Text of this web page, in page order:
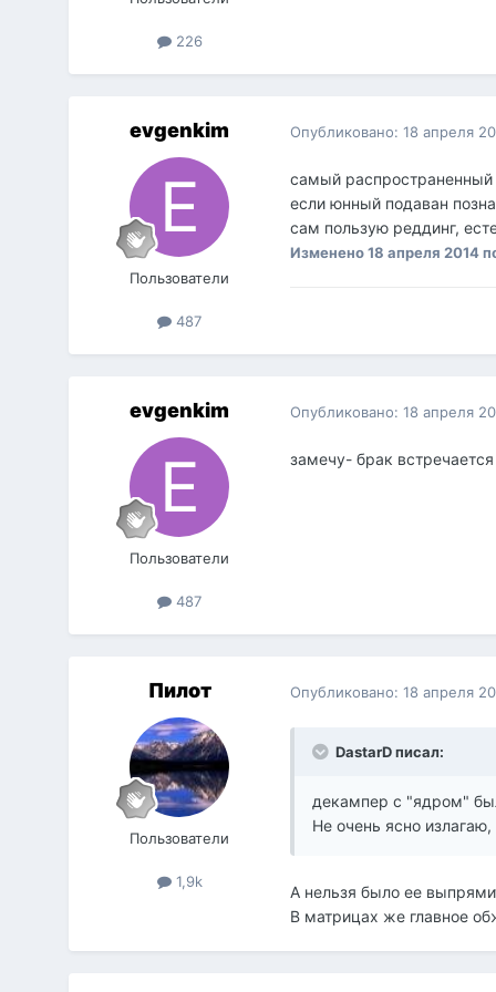
226
evgenkim
Пользователи
487
Опубликовано:18 апреля
самый распространенный
если юнный подаван
сам пользую реддинг,
Изменено18 апреля 2014
evgenkim
Пользователи
487
Опубликовано:18 апреля
замечу- брак
Пилот
Пользователи
1,9k
Опубликовано:18 апреля
DastarD писал:
декампер с "ядром"
Не очень ясно
А нельзя было ее
В матрицах же главное